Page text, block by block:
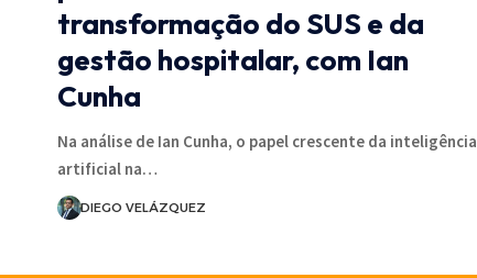
transformação do SUS e da
gestão hospitalar, com Ian
Cunha
Na análise de Ian Cunha, o papel crescente da inteligência
artificial na…
DIEGO VELÁZQUEZ